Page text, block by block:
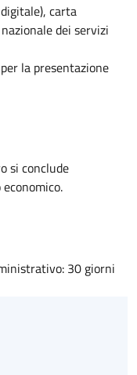
carta
dei servizi
la presentazione
si conclude
30 giorni